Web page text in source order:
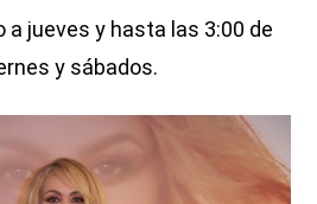
a jueves y hasta las 3:00 de
y sábados.